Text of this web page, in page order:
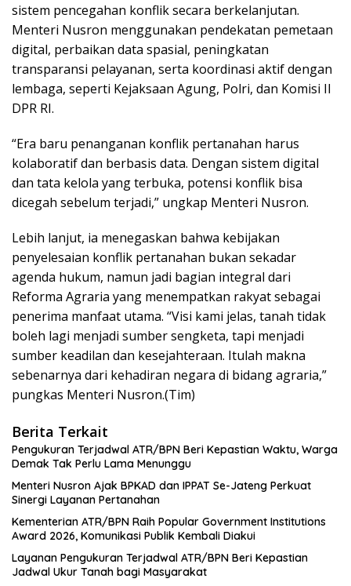
sistem pencegahan konflik secara berkelanjutan.
Menteri Nusron menggunakan pendekatan pemetaan
digital, perbaikan data spasial, peningkatan
transparansi pelayanan, serta koordinasi aktif dengan
lembaga, seperti Kejaksaan Agung, Polri, dan Komisi II
DPR RI.
“Era baru penanganan konflik pertanahan harus
kolaboratif dan berbasis data. Dengan sistem digital
dan tata kelola yang terbuka, potensi konflik bisa
dicegah sebelum terjadi,” ungkap Menteri Nusron.
Lebih lanjut, ia menegaskan bahwa kebijakan
penyelesaian konflik pertanahan bukan sekadar
agenda hukum, namun jadi bagian integral dari
Reforma Agraria yang menempatkan rakyat sebagai
penerima manfaat utama. “Visi kami jelas, tanah tidak
boleh lagi menjadi sumber sengketa, tapi menjadi
sumber keadilan dan kesejahteraan. Itulah makna
sebenarnya dari kehadiran negara di bidang agraria,”
pungkas Menteri Nusron.(Tim)
Berita Terkait
Pengukuran Terjadwal ATR/BPN Beri Kepastian Waktu, Warga
Demak Tak Perlu Lama Menunggu
Menteri Nusron Ajak BPKAD dan IPPAT Se-Jateng Perkuat
Sinergi Layanan Pertanahan
Kementerian ATR/BPN Raih Popular Government Institutions
Award 2026, Komunikasi Publik Kembali Diakui
Layanan Pengukuran Terjadwal ATR/BPN Beri Kepastian
Jadwal Ukur Tanah bagi Masyarakat